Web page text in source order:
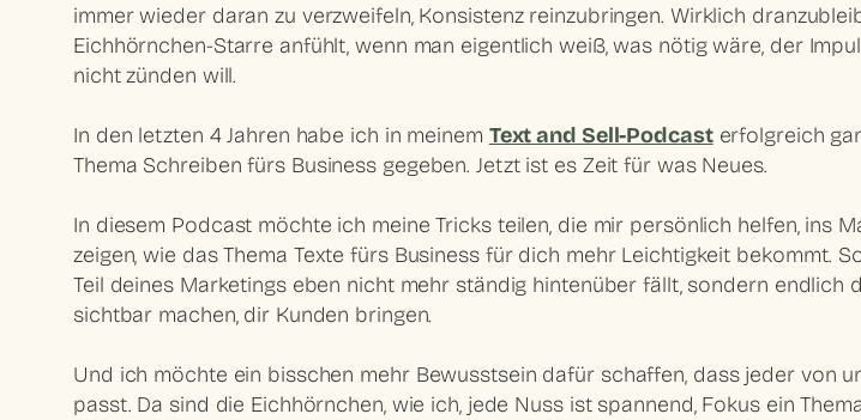
immer wieder daran zu verzweifeln, Konsistenz reinzubringen. Wirklich
Eichhörnchen-Starre anfühlt, wenn man eigentlich weiß, was nötig wäre, der
nicht zünden will.
In den letzten 4 Jahren habe ich in meinem Text and Sell-Podcasterfolgreich
Thema Schreiben fürs Business gegeben. Jetzt ist es Zeit für was Neues.
In diesem Podcast möchte ich meine Tricks teilen, die mir persönlich helfen, ins
zeigen, wie das Thema Texte fürs Business für dich mehr Leichtigkeit bekommt.
Teil deines Marketings eben nicht mehr ständig hintenüber fällt, sondern endlich
sichtbar machen, dir Kunden bringen.
Und ich möchte ein bisschen mehr Bewusstsein dafür schaffen, dass jeder von
passt. Da sind die Eichhörnchen, wie ich, jede Nuss ist spannend, Fokus ein